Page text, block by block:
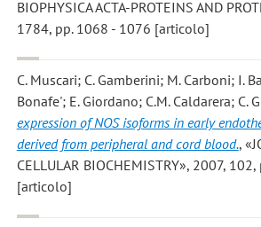
BIOPHYSICA ACTA-PROTEINS AND
1784, pp. 1068 - 1076 [articolo]
C. Muscari; C. Gamberini; M. Carboni; I.
Bonafe'; E. Giordano; C.M. Caldarera; C.
expression of NOS isoforms in early
derived from peripheral and cord blood.,
CELLULAR BIOCHEMISTRY», 2007,
[articolo]